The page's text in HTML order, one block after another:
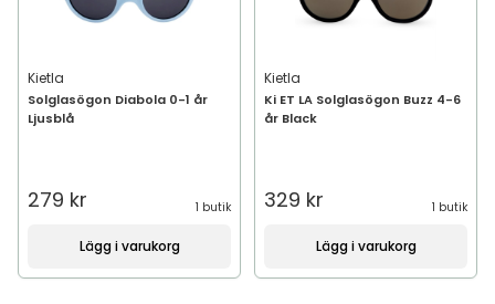
Kietla
Solglasögon Diabola 0-1 år
Ljusblå
279 kr 1 butik
Lägg i varukorg
Kietla
Ki ET LA Solglasögon Buzz 4-6
år Black
329 kr 1 butik
Lägg i varukorg